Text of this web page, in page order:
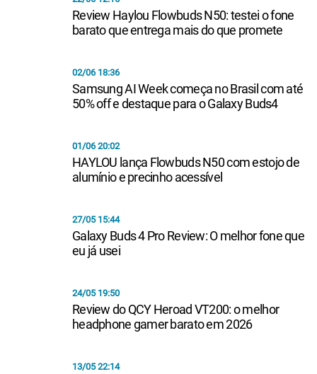
Review Haylou Flowbuds N50: testei o fone
barato que entrega mais do que promete
02/06 18:36
Samsung AI Week começa no Brasil com até
50% off e destaque para o Galaxy Buds4
01/06 20:02
HAYLOU lança Flowbuds N50 com estojo de
alumínio e precinho acessível
27/05 15:44
Galaxy Buds 4 Pro Review: O melhor fone que
eu já usei
24/05 19:50
Review do QCY Heroad VT200: o melhor
headphone gamer barato em 2026
13/05 22:14